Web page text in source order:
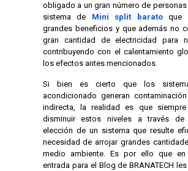
obligado a un gran número de personas
sistema de Mini split baratoque
grandes beneficios y que además no
gran cantidad de electricidad para
contribuyendo con el calentamiento
los efectos antes mencionados.
Si bien es cierto que los
acondicionado generan
indirecta, la realidad es que
disminuir estos niveles a través de
elección de un sistema que resulte
necesidad de arrojar grandes
medio ambiente. Es por ello que en
entrada para el Blog de BRANATECH